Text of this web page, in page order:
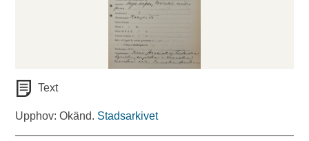
Text
Upphov: Okänd. Stadsarkivet